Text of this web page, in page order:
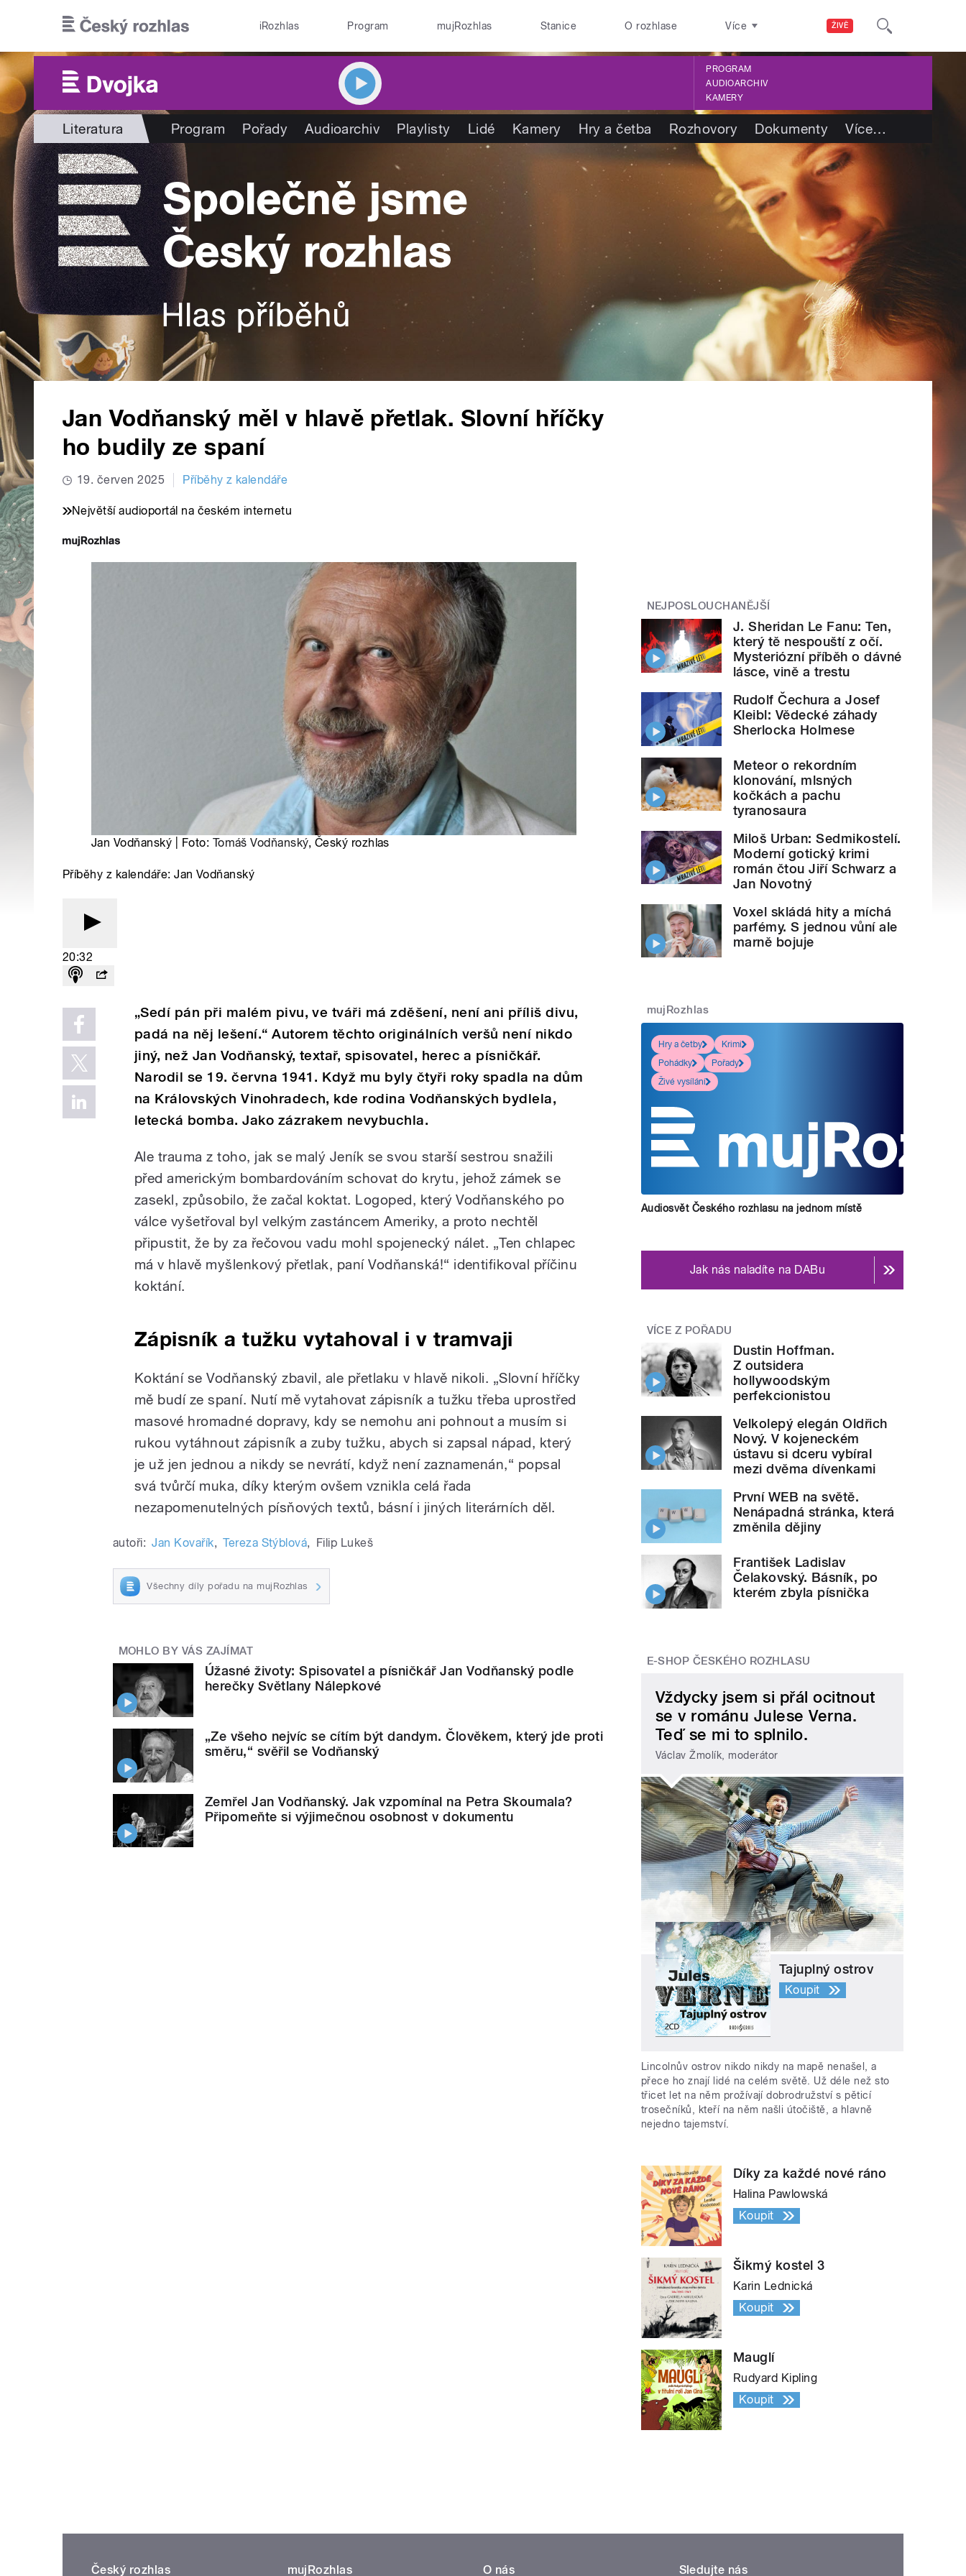
ŽIVĚ
iRozhlas Program mujRozhlas Stanice O rozhlase Více
PROGRAM
AUDIOARCHIV
KAMERY
Literatura Program Pořady Audioarchiv Playlisty Lidé Kamery Hry a četba Rozhovory Dokumenty Více…
Jan Vodňanský měl v hlavě přetlak. Slovní hříčky
ho budily ze spaní
19. červen 2025 Příběhy z kalendáře
Největší audioportál na českém internetu
Jan Vodňanský | Foto: Tomáš Vodňanský, Český rozhlas
Příběhy z kalendáře: Jan Vodňanský
20:32
„Sedí pán při malém pivu, ve tváři má zděšení, není ani příliš divu,
padá na něj lešení.“ Autorem těchto originálních veršů není nikdo
jiný, než Jan Vodňanský, textař, spisovatel, herec a písničkář.
Narodil se 19. června 1941. Když mu byly čtyři roky spadla na dům
na Královských Vinohradech, kde rodina Vodňanských bydlela,
letecká bomba. Jako zázrakem nevybuchla.
Ale trauma z toho, jak se malý Jeník se svou starší sestrou snažili
před americkým bombardováním schovat do krytu, jehož zámek se
zasekl, způsobilo, že začal koktat. Logoped, který Vodňanského po
válce vyšetřoval byl velkým zastáncem Ameriky, a proto nechtěl
připustit, že by za řečovou vadu mohl spojenecký nálet. „Ten chlapec
má v hlavě myšlenkový přetlak, paní Vodňanská!“ identifikoval příčinu
koktání.
Zápisník a tužku vytahoval i v tramvaji
Koktání se Vodňanský zbavil, ale přetlaku v hlavě nikoli. „Slovní hříčky
mě budí ze spaní. Nutí mě vytahovat zápisník a tužku třeba uprostřed
masové hromadné dopravy, kdy se nemohu ani pohnout a musím si
rukou vytáhnout zápisník a zuby tužku, abych si zapsal nápad, který
je už jen jednou a nikdy se nevrátí, když není zaznamenán,“ popsal
svá tvůrčí muka, díky kterým ovšem vznikla celá řada
nezapomenutelných písňových textů, básní i jiných literárních děl.
autoři: Jan Kovařík, Tereza Stýblová, Filip Lukeš
Všechny díly pořadu na mujRozhlas
MOHLO BY VÁS ZAJÍMAT
Úžasné životy: Spisovatel a písničkář Jan Vodňanský podle
herečky Světlany Nálepkové
„Ze všeho nejvíc se cítím být dandym. Člověkem, který jde proti
směru,“ svěřil se Vodňanský
Zemřel Jan Vodňanský. Jak vzpomínal na Petra Skoumala?
Připomeňte si výjimečnou osobnost v dokumentu
NEJPOSLOUCHANĚJŠÍ
J. Sheridan Le Fanu: Ten,
který tě nespouští z očí.
Mysteriózní příběh o dávné
lásce, vině a trestu
Rudolf Čechura a Josef
Kleibl: Vědecké záhady
Sherlocka Holmese
Meteor o rekordním
klonování, mlsných
kočkách a pachu
tyranosaura
Miloš Urban: Sedmikostelí.
Moderní gotický krimi
román čtou Jiří Schwarz a
Jan Novotný
Voxel skládá hity a míchá
parfémy. S jednou vůní ale
marně bojuje
mujRozhlas
Hry a četby
Krimi
Pohádky
Pořady
Živé vysílání
Audiosvět Českého rozhlasu na jednom místě
Jak nás naladíte na DABu
VÍCE Z POŘADU
Dustin Hoffman.
Z outsidera
hollywoodským
perfekcionistou
Velkolepý elegán Oldřich
Nový. V kojeneckém
ústavu si dceru vybíral
mezi dvěma dívenkami
První WEB na světě.
Nenápadná stránka, která
změnila dějiny
František Ladislav
Čelakovský. Básník, po
kterém zbyla písnička
E-SHOP ČESKÉHO ROZHLASU
Vždycky jsem si přál ocitnout
se v románu Julese Verna.
Teď se mi to splnilo.
Václav Žmolík, moderátor
Tajuplný ostrov
Koupit
Lincolnův ostrov nikdo nikdy na mapě nenašel, a
přece ho znají lidé na celém světě. Už déle než sto
třicet let na něm prožívají dobrodružství s pěticí
trosečníků, kteří na něm našli útočiště, a hlavně
nejedno tajemství.
Díky za každé nové ráno
Halina Pawlowská
Koupit
Šikmý kostel 3
Karin Lednická
Koupit
Mauglí
Rudyard Kipling
Koupit
Český rozhlas mujRozhlas O nás Sledujte nás